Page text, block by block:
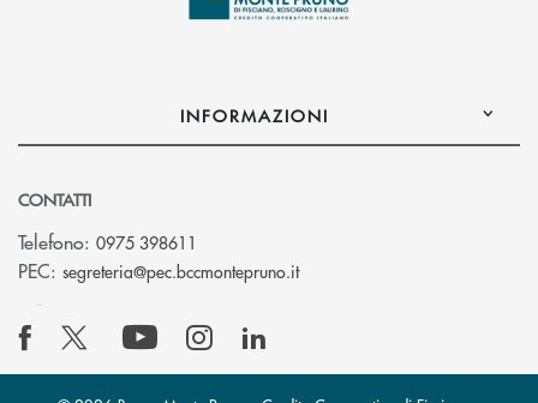
INFORMAZIONI
CONTATTI
Telefono: 0975 398611
PEC: segreteria@pec.bccmontepruno.it(si apre l’app di posta